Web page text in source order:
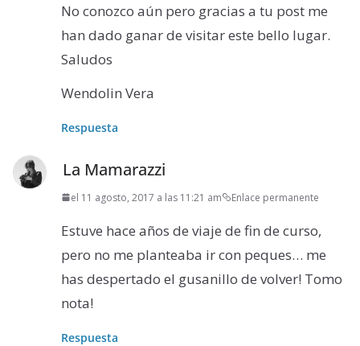
No conozco aún pero gracias a tu post me
han dado ganar de visitar este bello lugar.
Saludos
Wendolin Vera
Respuesta
La Mamarazzi
el 11 agosto, 2017 a las 11:21 am Enlace permanente
Estuve hace años de viaje de fin de curso,
pero no me planteaba ir con peques… me
has despertado el gusanillo de volver! Tomo
nota!
Respuesta